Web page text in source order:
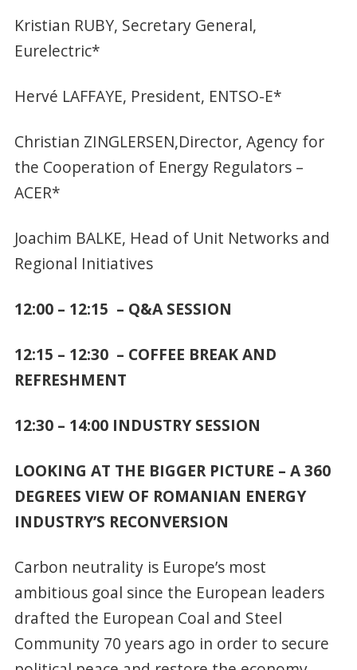
Kristian RUBY, Secretary General,
Eurelectric*
Hervé LAFFAYE, President, ENTSO-E*
Christian ZINGLERSEN,Director, Agency for
the Cooperation of Energy Regulators –
ACER*
Joachim BALKE, Head of Unit Networks and
Regional Initiatives
12:00 – 12:15 – Q&A SESSION
12:15 – 12:30 – COFFEE BREAK AND
REFRESHMENT
12:30 – 14:00 INDUSTRY SESSION
LOOKING AT THE BIGGER PICTURE – A 360
DEGREES VIEW OF ROMANIAN ENERGY
INDUSTRY’S RECONVERSION
Carbon neutrality is Europe’s most
ambitious goal since the European leaders
drafted the European Coal and Steel
Community 70 years ago in order to secure